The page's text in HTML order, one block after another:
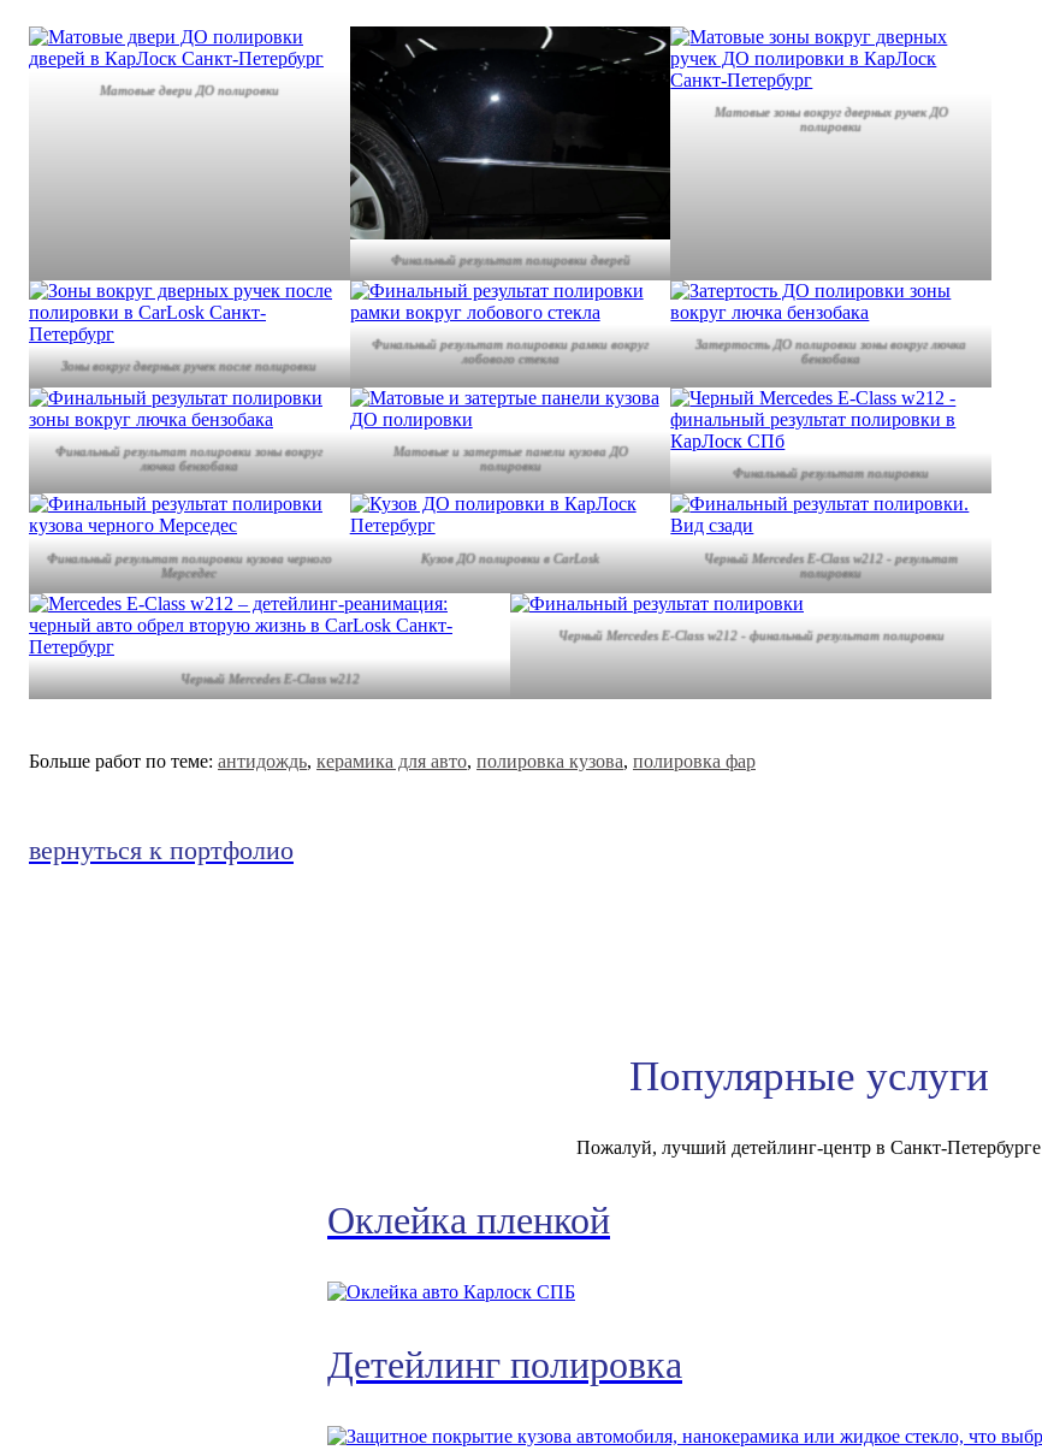
Матовые двери ДО полировки
Финальный результат полировки дверей
Матовые зоны вокруг дверных ручек ДО
полировки
Зоны вокруг дверных ручек после полировки
Финальный результат полировки рамки вокруг
лобового стекла
Затертость ДО полировки зоны вокруг лючка
бензобака
Финальный результат полировки зоны вокруг
лючка бензобака
Матовые и затертые панели кузова ДО
полировки
Финальный результат полировки
Финальный результат полировки кузова черного
Мерседес
Кузов ДО полировки в CarLosk
Черный Mercedes E-Class w212 - результат
полировки
Черный Mercedes E-Class w212
Черный Mercedes E-Class w212 - финальный результат полировки
Больше работ по теме: антидождь, керамика для авто, полировка кузова, полировка фар
вернуться к портфолио
Популярные услуги
Пожалуй, лучший детейлинг-центр в Санкт-Петербурге
Оклейка пленкой
Детейлинг полировка